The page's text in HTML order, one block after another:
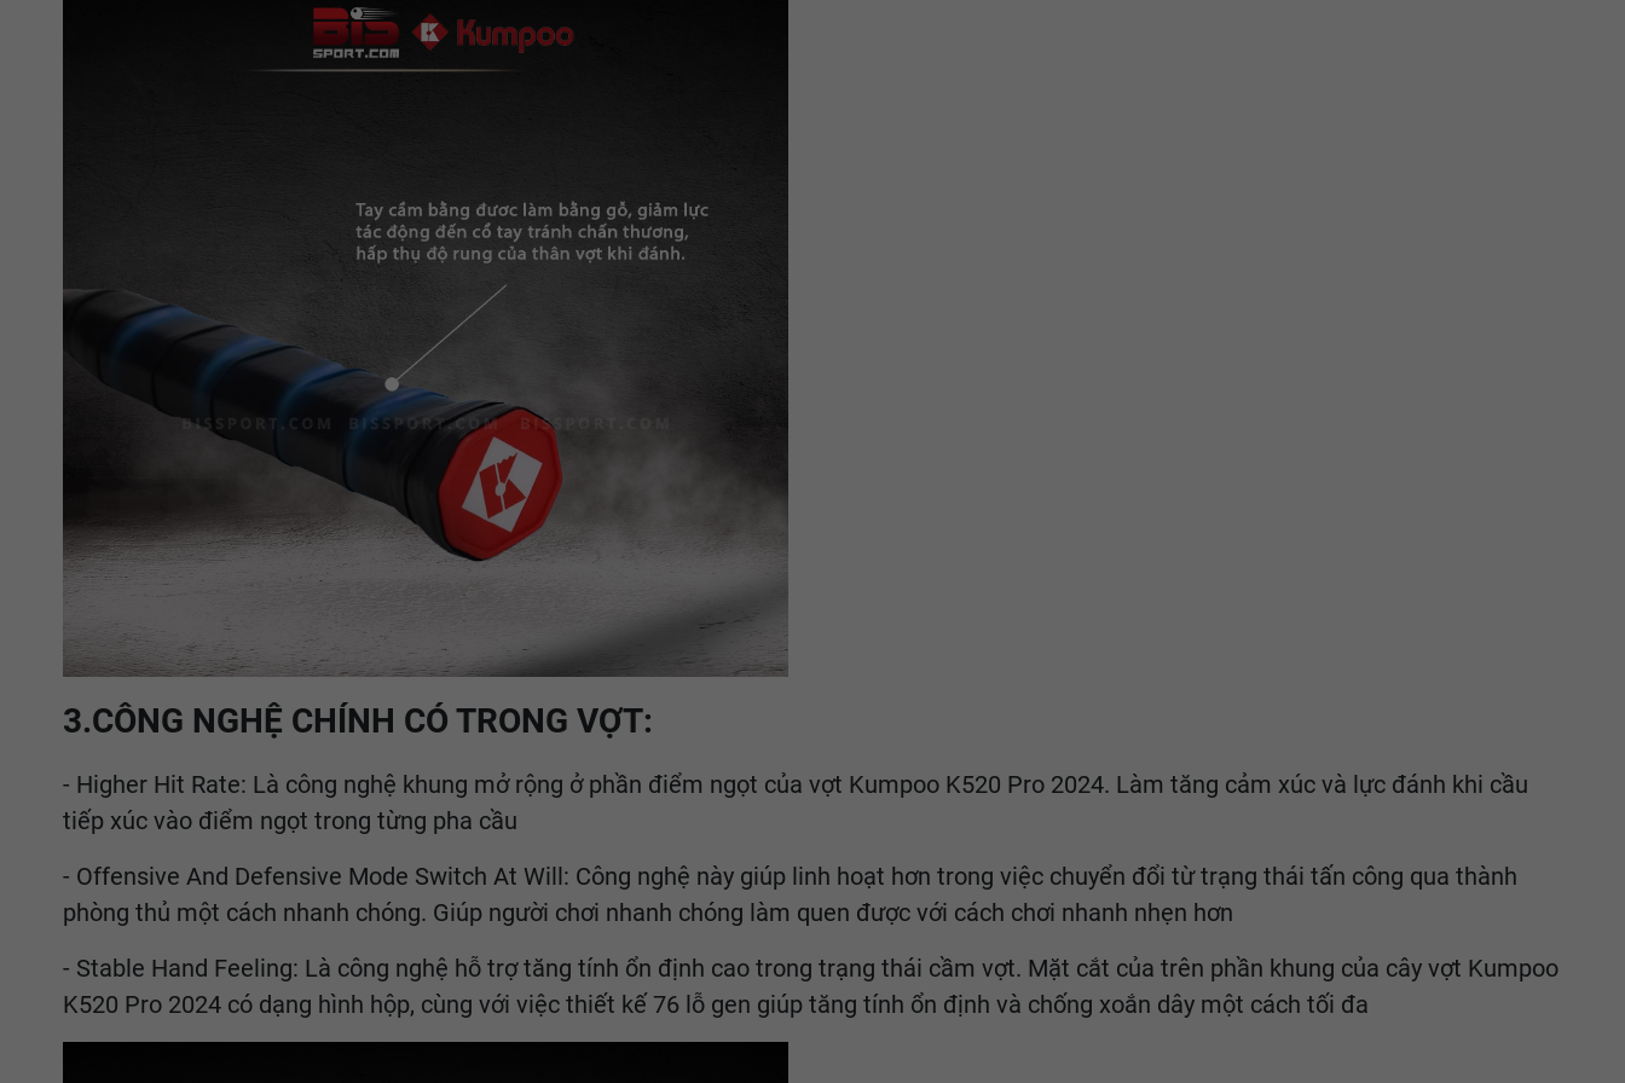
3.CÔNG NGHỆ CHÍNH CÓ TRONG VỢT:
- Higher Hit Rate: Là công nghệ khung mở rộng ở phần điểm ngọt của vợt Kumpoo K520 Pro 2024. Làm tăng cảm xúc và lực đánh khi cầu
tiếp xúc vào điểm ngọt trong từng pha cầu
- Offensive And Defensive Mode Switch At Will: Công nghệ này giúp linh hoạt hơn trong việc chuyển đổi từ trạng thái tấn công qua thành
phòng thủ một cách nhanh chóng. Giúp người chơi nhanh chóng làm quen được với cách chơi nhanh nhẹn hơn
- Stable Hand Feeling: Là công nghệ hỗ trợ tăng tính ổn định cao trong trạng thái cầm vợt. Mặt cắt của trên phần khung của cây vợt Kumpoo
K520 Pro 2024 có dạng hình hộp, cùng với việc thiết kế 76 lỗ gen giúp tăng tính ổn định và chống xoắn dây một cách tối đa